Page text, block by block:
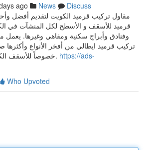
ago News
Discuss
مقاول تركيب قرميد الكويت لتقديم أفضل
قرميد للأسقف و الأسطح لكل المنشآت في
وفنادق وأبراج سكنية ومقاهي وغيرها. يعمل
تركيب قرميد ايطالي من أفخر الأنواع وأكثرها
خصوصاً للأسقف الكبيرة والأسطحة العريضة. https://ads-
Who Upvoted